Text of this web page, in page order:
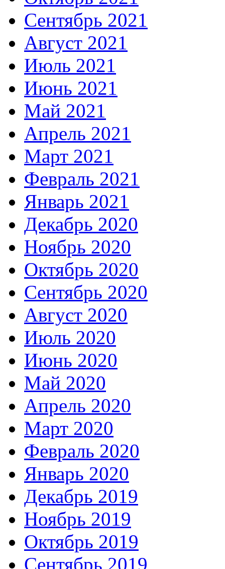
Сентябрь 2021
Август 2021
Июль 2021
Июнь 2021
Май 2021
Апрель 2021
Март 2021
Февраль 2021
Январь 2021
Декабрь 2020
Ноябрь 2020
Октябрь 2020
Сентябрь 2020
Август 2020
Июль 2020
Июнь 2020
Май 2020
Апрель 2020
Март 2020
Февраль 2020
Январь 2020
Декабрь 2019
Ноябрь 2019
Октябрь 2019
Сентябрь 2019